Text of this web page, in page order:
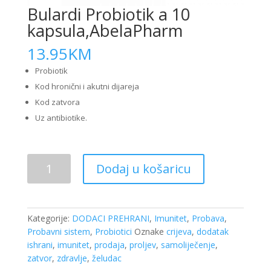
Bulardi Probiotik a 10
kapsula,AbelaPharm
13.95KM
Probiotik
Kod hronični i akutni dijareja
Kod zatvora
Uz antibiotike.
Probiotik
a
kapsula,AbelaPharm
količina
Dodaj u košaricu
Kategorije: DODACI PREHRANI, Imunitet, Probava,
Probavni sistem, Probiotici Oznake crijeva, dodatak
ishrani, imunitet, prodaja, proljev, samoliječenje,
zatvor, zdravlje, želudac